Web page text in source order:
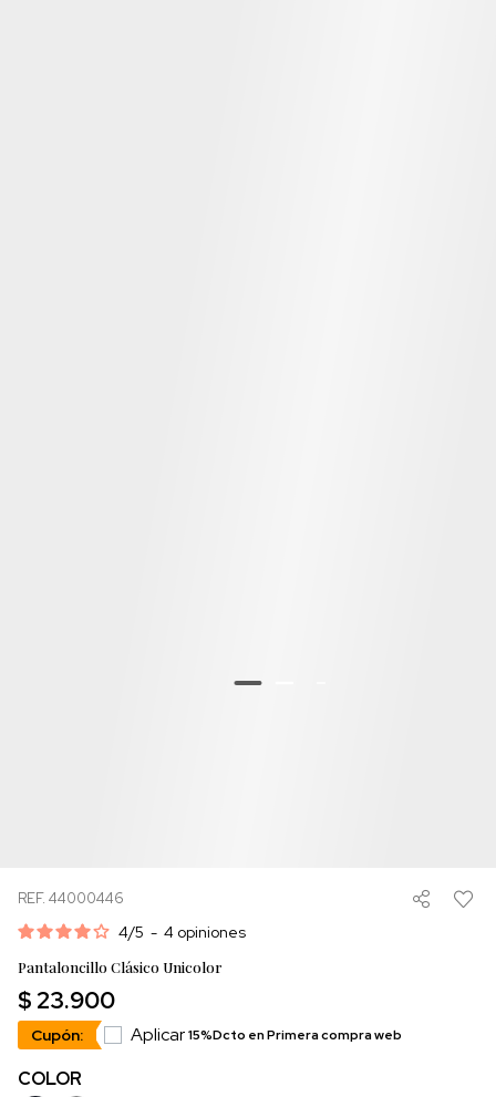
REF. 44000446
4/5 - 4 opiniones
Pantaloncillo Clásico Unicolor
$ 23.900
Cupón: Aplicar15%Dcto en Primera compra web
COLOR